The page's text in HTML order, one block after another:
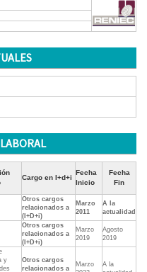
Cargo en I+d+i
Fecha
Inicio
Fecha
Fin
Otros cargos
relacionados a
(I+D+i)
Marzo
2011
A la
actualidad
Otros cargos
relacionados a
(I+D+i)
Marzo
2019
Agosto
2019
y
Otros cargos
relacionados a
Marzo
A la